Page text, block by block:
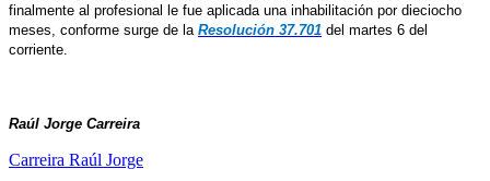
finalmente al profesional le fue aplicada una inhabilitación por dieciocho
meses, conforme surge de la Resolución 37.701 del martes 6 del
corriente.
Raúl Jorge Carreira
Carreira Raúl Jorge